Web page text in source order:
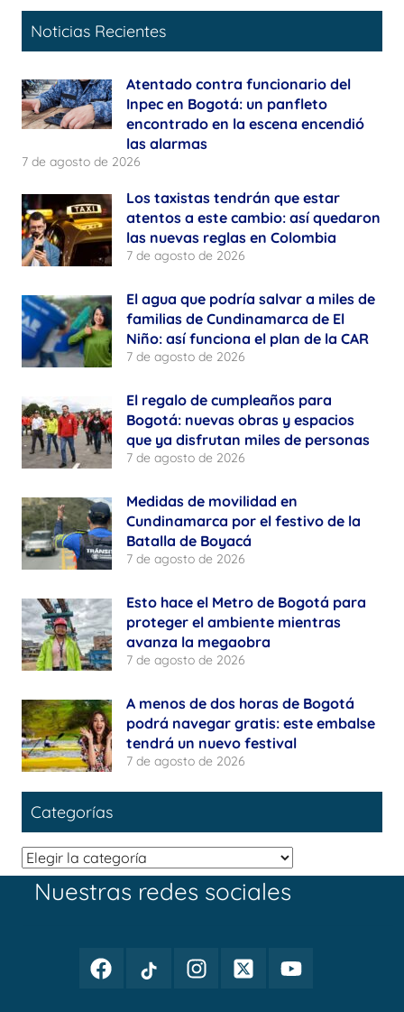
Noticias Recientes
Atentado contra funcionario del
Inpec en Bogotá: un panfleto
encontrado en la escena encendió
las alarmas
7 de agosto de 2026
Los taxistas tendrán que estar
atentos a este cambio: así quedaron
las nuevas reglas en Colombia
7 de agosto de 2026
El agua que podría salvar a miles de
familias de Cundinamarca de El
Niño: así funciona el plan de la CAR
7 de agosto de 2026
El regalo de cumpleaños para
Bogotá: nuevas obras y espacios
que ya disfrutan miles de personas
7 de agosto de 2026
Medidas de movilidad en
Cundinamarca por el festivo de la
Batalla de Boyacá
7 de agosto de 2026
Esto hace el Metro de Bogotá para
proteger el ambiente mientras
avanza la megaobra
7 de agosto de 2026
A menos de dos horas de Bogotá
podrá navegar gratis: este embalse
tendrá un nuevo festival
7 de agosto de 2026
Categorías
Categorías
Nuestras redes sociales
FacebookTikTok
InstagramTwitterYoutube